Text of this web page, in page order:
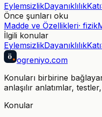
EylemsizlikDayanıklılıkKatı
Önce şunları oku
Madde ve Özellikleri· fizik
İlgili konular
EylemsizlikDayanıklılıkKatı
ö ogreniyo.com
Konuları birbirine
anlaşılır anlatımlar,
Konular